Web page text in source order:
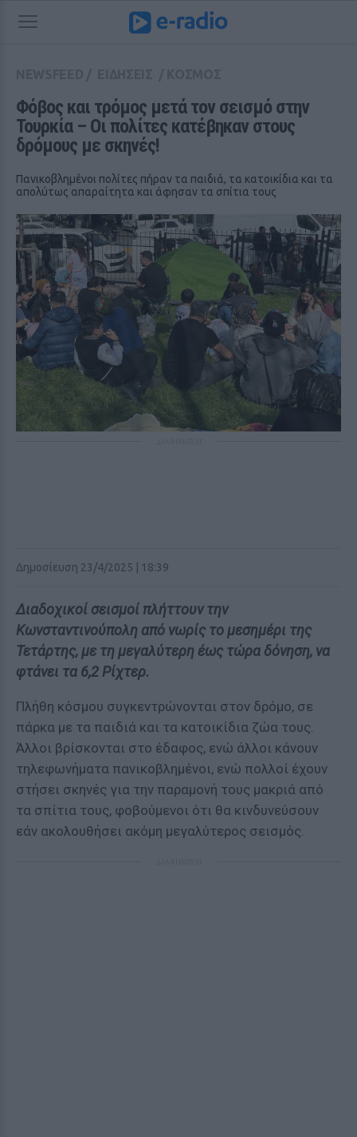
Φόβος και τρόμος μετά τον σεισμό στην
Τουρκία – Οι πολίτες κατέβηκαν στους
δρόμους με σκηνές!
Πανικοβλημένοι πολίτες πήραν τα παιδιά, τα κατοικίδια και τα
απολύτως απαραίτητα και άφησαν τα σπίτια τους
Δημοσίευση 23/4/2025 | 18:39
Διαδοχικοί σεισμοί πλήττουν την
Κωνσταντινούπολη από νωρίς το μεσημέρι της
Τετάρτης, με τη μεγαλύτερη έως τώρα δόνηση, να
φτάνει τα 6,2 Ρίχτερ.
Πλήθη κόσμου συγκεντρώνονται στον δρόμο, σε
πάρκα με τα παιδιά και τα κατοικίδια ζώα τους.
Άλλοι βρίσκονται στο έδαφος, ενώ άλλοι κάνουν
τηλεφωνήματα πανικοβλημένοι, ενώ πολλοί έχουν
στήσει σκηνές για την παραμονή τους μακριά από
τα σπίτια τους, φοβούμενοι ότι θα κινδυνεύσουν
εάν ακολουθήσει ακόμη μεγαλύτερος σεισμός.